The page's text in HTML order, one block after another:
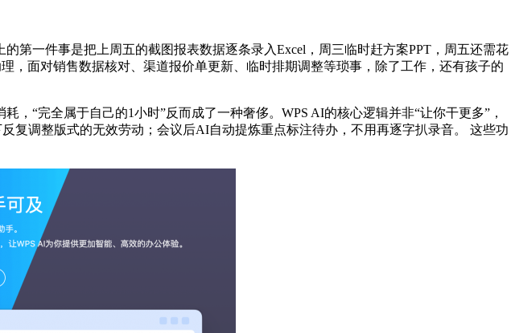
一件事是把上周五的截图报表数据逐条录入Excel，周三临时赶方案PPT，周五还需花
面对销售数据核对、渠道报价单更新、临时排期调整等琐事，除了工作，还有孩子的
“完全属于自己的1小时”反而成了一种奢侈。WPS AI的核心逻辑并非“让你干更多”，
调整版式的无效劳动；会议后AI自动提炼重点标注待办，不用再逐字扒录音。 这些功